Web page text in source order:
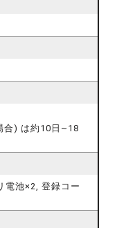
合) は約10日~18
電池×2, 登録コー